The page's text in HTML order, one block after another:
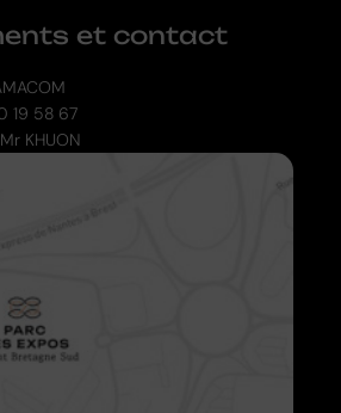
et contact
19 58 67
Mr KHUON